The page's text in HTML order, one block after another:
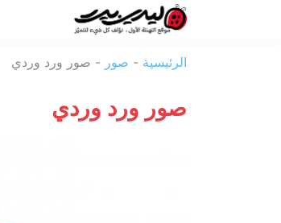
بيرد
الرئيسية - صور - صور ورد وردي
صور ورد وردي